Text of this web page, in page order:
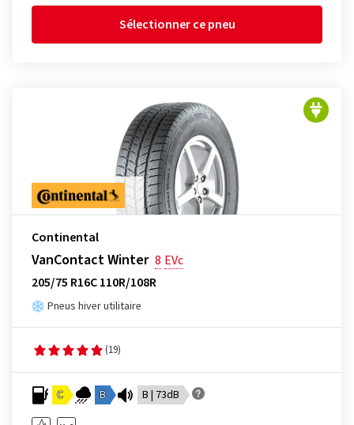
Sélectionner ce pneu
Continental
VanContact Winter 8 EVc
205/75 R16C 110R/108R
Pneus hiver utilitaire
(19)
C B B | 73dB